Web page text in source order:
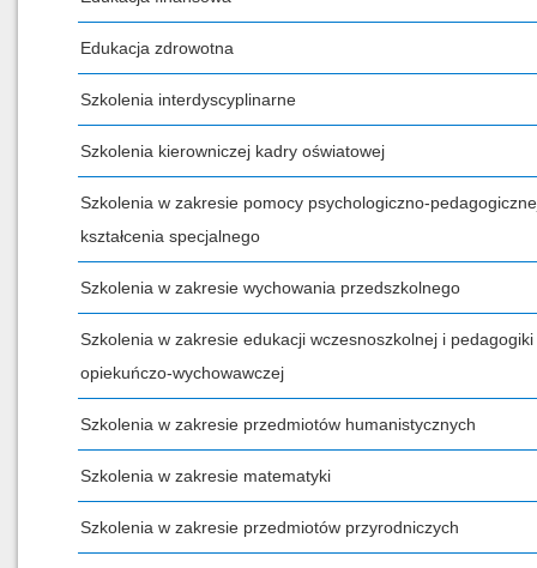
Edukacja zdrowotna
Szkolenia interdyscyplinarne
Szkolenia kierowniczej kadry oświatowej
Szkolenia w zakresie pomocy psychologiczno-
kształcenia specjalnego
Szkolenia w zakresie wychowania przedszkolnego
Szkolenia w zakresie edukacji wczesnoszkolnej i pedagogiki
opiekuńczo-wychowawczej
Szkolenia w zakresie przedmiotów humanistycznych
Szkolenia w zakresie matematyki
Szkolenia w zakresie przedmiotów przyrodniczych